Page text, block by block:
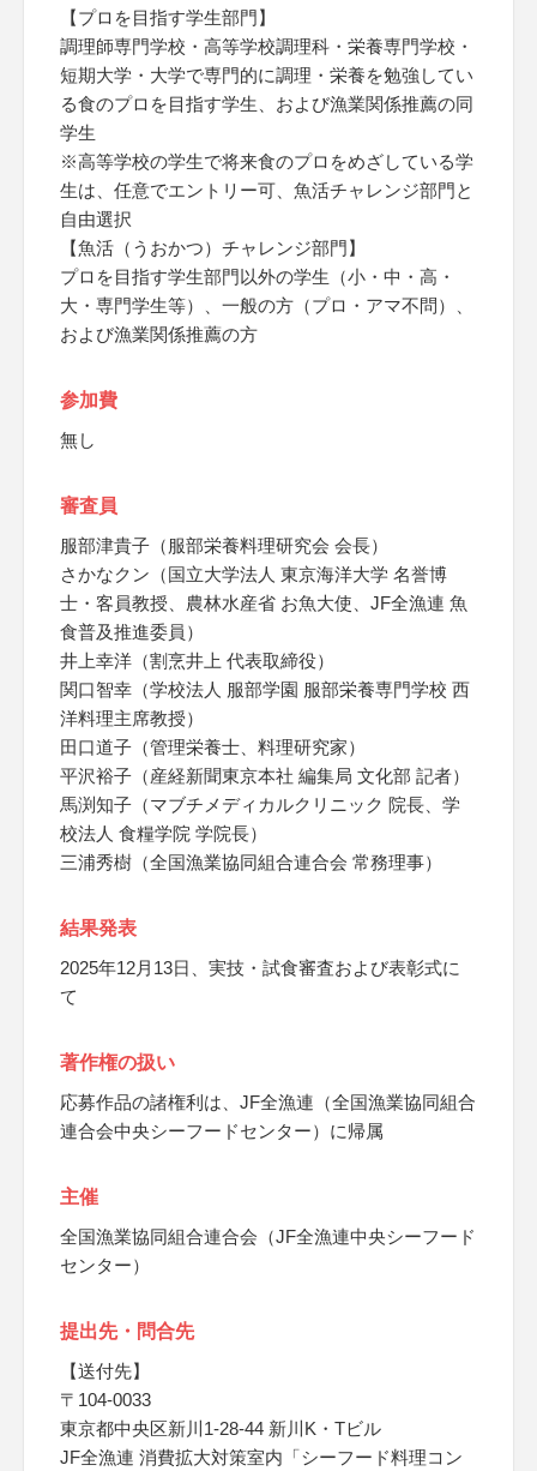
【プロを目指す学生部門】
調理師専門学校・高等学校調理科・栄養専門学校・
短期大学・大学で専門的に調理・栄養を勉強してい
る食のプロを目指す学生、および漁業関係推薦の同
学生
※高等学校の学生で将来食のプロをめざしている学
生は、任意でエントリー可、魚活チャレンジ部門と
自由選択
【魚活（うおかつ）チャレンジ部門】
プロを目指す学生部門以外の学生（小・中・高・
大・専門学生等）、一般の方（プロ・アマ不問）、
および漁業関係推薦の方
参加費
無し
審査員
服部津貴子（服部栄養料理研究会 会長）
さかなクン（国立大学法人 東京海洋大学 名誉博
士・客員教授、農林水産省 お魚大使、JF全漁連 魚
食普及推進委員）
井上幸洋（割烹井上 代表取締役）
関口智幸（学校法人 服部学園 服部栄養専門学校 西
洋料理主席教授）
田口道子（管理栄養士、料理研究家）
平沢裕子（産経新聞東京本社 編集局 文化部 記者）
馬渕知子（マブチメディカルクリニック 院長、学
校法人 食糧学院 学院長）
三浦秀樹（全国漁業協同組合連合会 常務理事）
結果発表
2025年12月13日、実技・試食審査および表彰式に
て
著作権の扱い
応募作品の諸権利は、JF全漁連（全国漁業協同組合
連合会中央シーフードセンター）に帰属
主催
全国漁業協同組合連合会（JF全漁連中央シーフード
センター）
提出先・問合先
【送付先】
〒104-0033
東京都中央区新川1-28-44 新川K・Tビル
JF全漁連 消費拡大対策室内「シーフード料理コン